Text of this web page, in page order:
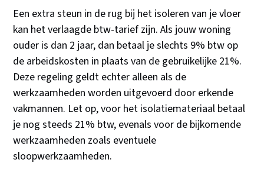
Een extra steun in de rug bij het isoleren van je vloer
kan het verlaagde btw-tarief zijn. Als jouw woning
ouder is dan 2 jaar, dan betaal je slechts 9% btw op
de arbeidskosten in plaats van de gebruikelijke 21%.
Deze regeling geldt echter alleen als de
werkzaamheden worden uitgevoerd door erkende
vakmannen. Let op, voor het isolatiemateriaal betaal
je nog steeds 21% btw, evenals voor de bijkomende
werkzaamheden zoals eventuele
sloopwerkzaamheden.